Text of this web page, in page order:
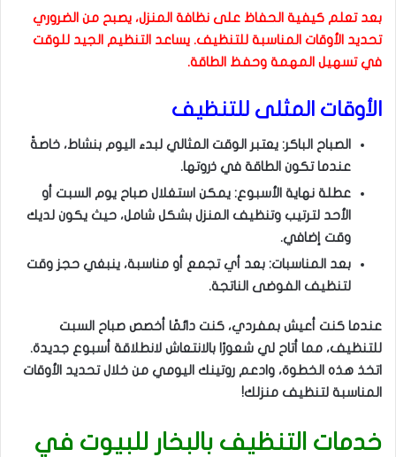
بعد تعلم كيفية الحفاظ على نظافة المنزل، يصبح من الضروري
تحديد الأوقات المناسبة للتنظيف. يساعد التنظيم الجيد للوقت
في تسهيل المهمة وحفظ الطاقة.
الأوقات المثلى للتنظيف
الصباح الباكر: يعتبر الوقت المثالي لبدء اليوم بنشاط، خاصةً
عندما تكون الطاقة في ذروتها.
عطلة نهاية الأسبوع: يمكن استغلال صباح يوم السبت أو
الأحد لترتيب وتنظيف المنزل بشكل شامل، حيث يكون لديك
وقت إضافي.
بعد المناسبات: بعد أي تجمع أو مناسبة، ينبغي حجز وقت
لتنظيف الفوضى الناتجة.
عندما كنت أعيش بمفردي، كنت دائمًا أخصص صباح السبت
للتنظيف، مما أتاح لي شعورًا بالانتعاش لانطلاقة أسبوع جديدة.
اتخذ هذه الخطوة، وادعم روتينك اليومي من خلال تحديد الأوقات
المناسبة لتنظيف منزلك!
خدمات التنظيف بالبخار للبيوت في